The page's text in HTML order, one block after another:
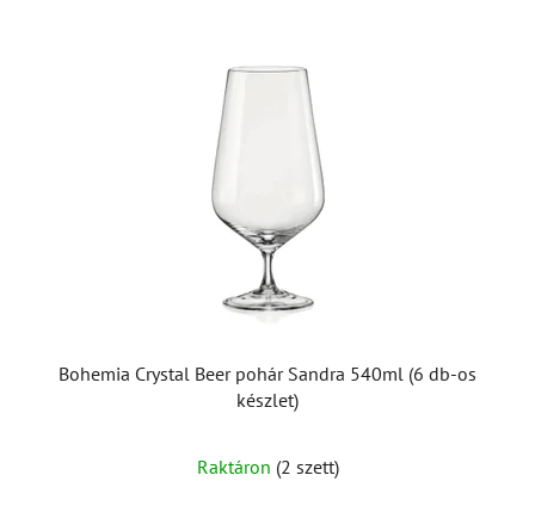
Bohemia Crystal Beer pohár Sandra 540ml (6 db-os
készlet)
Raktáron (2 szett)